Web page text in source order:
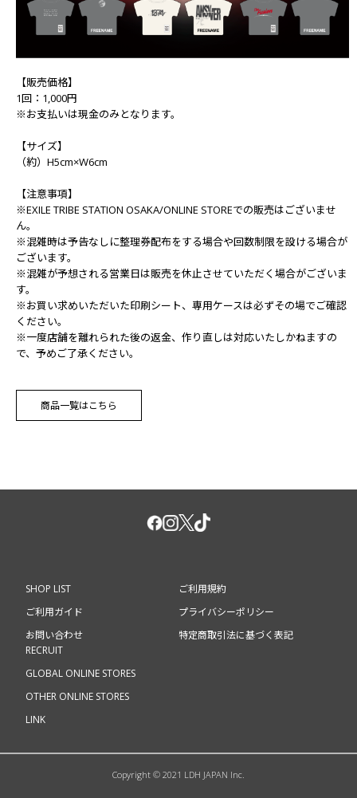
【販売価格】
1回：1,000円
※お支払いは現金のみとなります。
【サイズ】
（約）H5cm×W6cm
【注意事項】
※EXILE TRIBE STATION OSAKA/ONLINE STOREでの販売はございませ
ん。
※混雑時は予告なしに整理券配布をする場合や回数制限を設ける場合が
ございます。
※混雑が予想される営業日は販売を休止させていただく場合がございま
す。
※お買い求めいただいた印刷シート、専用ケースは必ずその場でご確認
ください。
※一度店舗を離れられた後の返金、作り直しは対応いたしかねますの
で、予めご了承ください。
商品一覧はこちら
SHOP LIST
ご利用ガイド
お問い合わせ
ご利用規約
プライバシーポリシー
特定商取引法に基づく表記
RECRUIT
GLOBAL ONLINE STORES
OTHER ONLINE STORES
LINK
Copyright © 2021 LDH JAPAN Inc.